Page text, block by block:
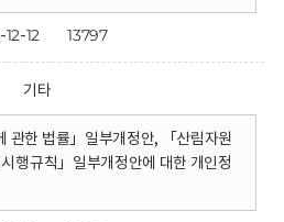
12 13797
기타
관한 법률」일부개정안, 「산림자원
행규칙」일부개정안에 대한 개인정